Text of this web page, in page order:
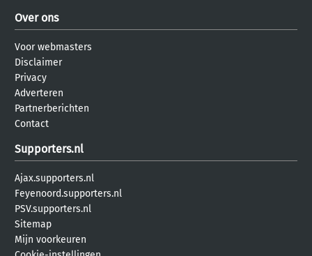
Over ons
Voor webmasters
Disclaimer
Privacy
Adverteren
Partnerberichten
Contact
Supporters.nl
Ajax.supporters.nl
Feyenoord.supporters.nl
PSV.supporters.nl
Sitemap
Mijn voorkeuren